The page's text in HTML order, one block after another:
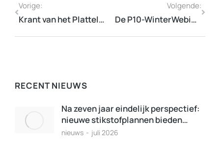
Vorige:
Krant van het Platteland #1
Volgende:
De P10-WinterWebinars op 2, 3 & 9 december
RECENT NIEUWS
Na zeven jaar eindelijk perspectief:
nieuwe stikstofplannen bieden…
nieuws juli 2026